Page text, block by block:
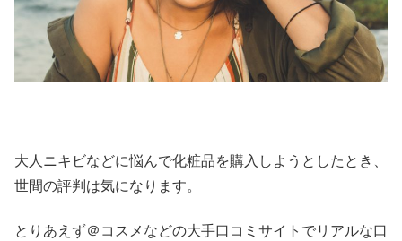
大人ニキビなどに悩んで化粧品を購入しようとしたとき、
世間の評判は気になります。
とりあえず＠コスメなどの大手口コミサイトでリアルな口